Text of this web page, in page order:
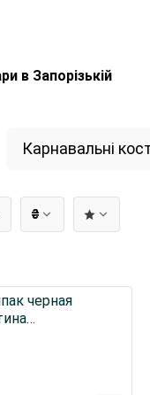
в Запорізькій
Карнавальні
₴
черная